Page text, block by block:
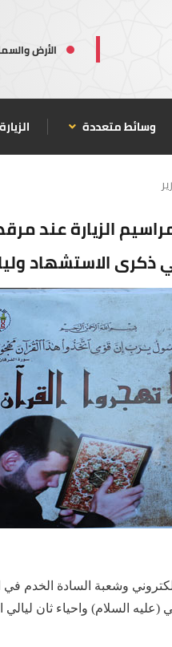
الأرض
وسائط متعددة
مراسيم الزيارة عند
ذكرى الاستشهاد
وشعبة السادة الخدم
(عليه السلام) واحياء ثان ليالي